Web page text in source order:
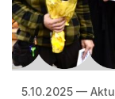
5.10.2025 —